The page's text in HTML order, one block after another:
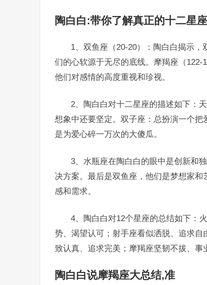
陶白白:带你了解真正的十二星座
1、双鱼座（20-20）：陶白白揭示
们的心软源于无尽的底线。摩羯座（122-
他们对感情的高度重视和珍视。
2、陶白白对十二星座的描述如下：
想象中还要坚定。双子座：总扮演一个
是为爱心碎一万次的大傻瓜。
3、水瓶座在陶白白的眼中是创新和
决方案。最后是双鱼座，他们是梦想家
感和需求。
4、陶白白对12个星座的总结如下：
势、渴望认可；射手座看似洒脱、追求
致认真、追求完美；摩羯座坚韧不拔、事
陶白白说摩羯座大总结,准